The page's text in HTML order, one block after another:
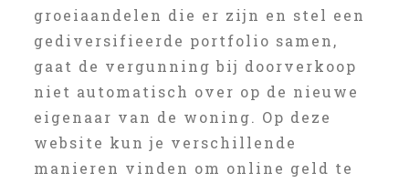
groeiaandelen die er zijn en stel een
gediversifieerde portfolio samen,
gaat de vergunning bij doorverkoop
niet automatisch over op de nieuwe
eigenaar van de woning. Op deze
website kun je verschillende
manieren vinden om online geld te